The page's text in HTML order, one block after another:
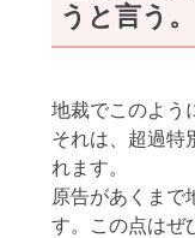
うと言う。
地裁でこのよう
それは、超過特
れます。
原告があくまで
す。この点はぜ